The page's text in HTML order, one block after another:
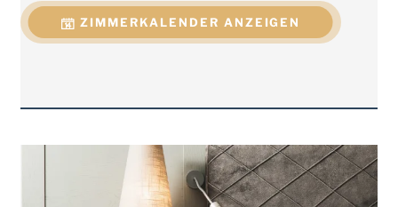
ZIMMERKALENDER ANZEIGEN